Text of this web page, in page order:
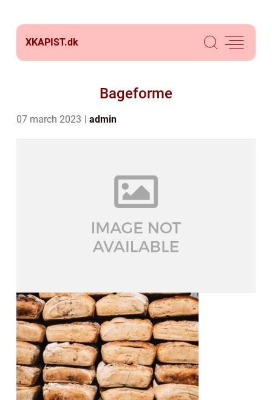
XKAPIST.dk
Bageforme
07 march 2023 admin